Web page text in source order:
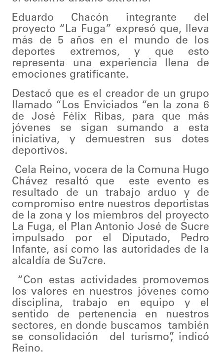
Eduardo Chacón integrante del
proyecto “La Fuga” expresó que, lleva
más de 5 años en el mundo de los
deportes extremos, y que esto
representa una experiencia llena de
emociones gratificante.
Destacó que es el creador de un grupo
llamado “Los Enviciados “en la zona 6
de José Félix Ribas, para que más
jóvenes se sigan sumando a esta
iniciativa, y demuestren sus dotes
deportivos.
Cela Reino, vocera de la Comuna Hugo
Chávez resaltó que este evento es
resultado de un trabajo arduo y de
compromiso entre nuestros deportistas
de la zona y los miembros del proyecto
La Fuga, el Plan Antonio José de Sucre
impulsado por el Diputado, Pedro
Infante, así como las autoridades de la
alcaldía de Su7cre.
“Con estas actividades promovemos
los valores en nuestros jóvenes como
disciplina, trabajo en equipo y el
sentido de pertenencia en nuestros
sectores, en donde buscamos también
se consolidación del turismo”, indicó
Reino.